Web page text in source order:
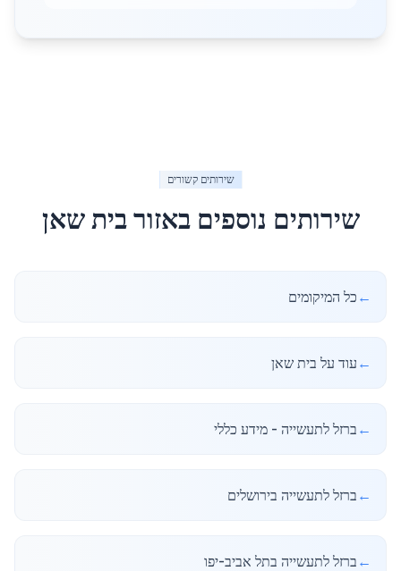
שירותים קשורים
שירותים נוספים באזורבית שאן
← כל המיקומים
← עוד על בית שאן
← ברזל לתעשייה - מידע כללי
← ברזל לתעשייה בירושלים
← ברזל לתעשייה בתל אביב-יפו